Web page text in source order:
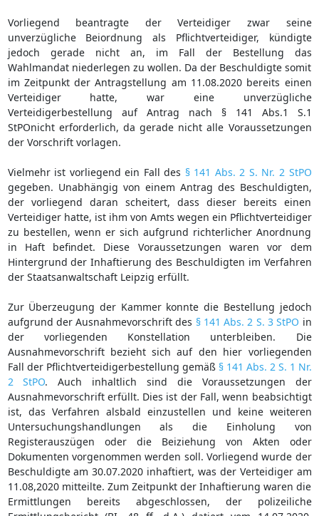
Vorliegend beantragte der Verteidiger zwar seine
unverzügliche Beiordnung als Pflichtverteidiger, kündigte
jedoch gerade nicht an, im Fall der Bestellung das
Wahlmandat niederlegen zu wollen. Da der Beschuldigte somit
im Zeitpunkt der Antragstellung am 11.08.2020 bereits einen
Verteidiger hatte, war eine unverzügliche
Verteidigerbestellung auf Antrag nach § 141 Abs.1 S.1
StPOnicht erforderlich, da gerade nicht alle Voraussetzungen
der Vorschrift vorlagen.
Vielmehr ist vorliegend ein Fall des § 141 Abs. 2 S. Nr. 2 StPO
gegeben. Unabhängig von einem Antrag des Beschuldigten,
der vorliegend daran scheitert, dass dieser bereits einen
Verteidiger hatte, ist ihm von Amts wegen ein Pflichtverteidiger
zu bestellen, wenn er sich aufgrund richterlicher Anordnung
in Haft befindet. Diese Voraussetzungen waren vor dem
Hintergrund der Inhaftierung des Beschuldigten im Verfahren
der Staatsanwaltschaft Leipzig erfüllt.
Zur Überzeugung der Kammer konnte die Bestellung jedoch
aufgrund der Ausnahmevorschrift des § 141 Abs. 2 S. 3 StPO in
der vorliegenden Konstellation unterbleiben. Die
Ausnahmevorschrift bezieht sich auf den hier vorliegenden
Fall der Pflichtverteidigerbestellung gemäß § 141 Abs. 2 S. 1 Nr.
2 StPO. Auch inhaltlich sind die Voraussetzungen der
Ausnahmevorschrift erfüllt. Dies ist der Fall, wenn beabsichtigt
ist, das Verfahren alsbald einzustellen und keine weiteren
Untersuchungshandlungen als die Einholung von
Registerauszügen oder die Beiziehung von Akten oder
Dokumenten vorgenommen werden soll. Vorliegend wurde der
Beschuldigte am 30.07.2020 inhaftiert, was der Verteidiger am
11.08,2020 mitteilte. Zum Zeitpunkt der Inhaftierung waren die
Ermittlungen bereits abgeschlossen, der polizeiliche